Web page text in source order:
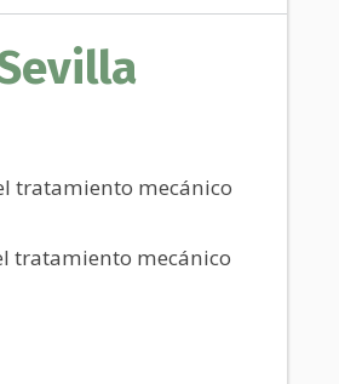
tratamiento mecánico
tratamiento mecánico